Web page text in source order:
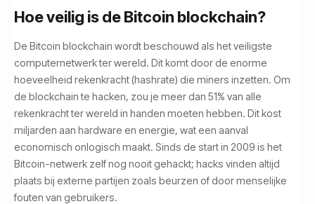
Hoe veilig is de Bitcoin blockchain?
De Bitcoin blockchain wordt beschouwd als het veiligste
computernetwerk ter wereld. Dit komt door de enorme
hoeveelheid rekenkracht (hashrate) die miners inzetten. Om
de blockchain te hacken, zou je meer dan 51% van alle
rekenkracht ter wereld in handen moeten hebben. Dit kost
miljarden aan hardware en energie, wat een aanval
economisch onlogisch maakt. Sinds de start in 2009 is het
Bitcoin-netwerk zelf nog nooit gehackt; hacks vinden altijd
plaats bij externe partijen zoals beurzen of door menselijke
fouten van gebruikers.